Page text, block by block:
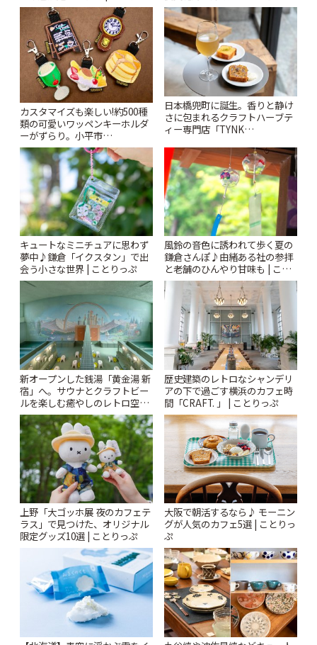
ぷ
札すぐのレトロ喫茶まで~ | こと
りっぷ
カスタマイズも楽しい!約500種
類の可愛いワッペンキーホルダ
ーがずらり。小平市
「Kimamaya T&K」 | ことりっ
ぷ
日本橋兜町に誕生。香りと静け
さに包まれるクラフトハーブテ
ィー専門店「TYNK
キュートなミニチュアに思わず
夢中♪鎌倉「イクスタン」で出
会う小さな世界 | ことりっぷ
風鈴の音色に誘われて歩く夏の
鎌倉さんぽ♪由緒ある社の参拝
と老舗のひんやり甘味も | こと
りっぷ
新オープンした銭湯「黄金湯 新
宿」へ。サウナとクラフトビー
ルを楽しむ癒やしのレトロ空間
| ことりっぷ
歴史建築のレトロなシャンデリ
アの下で過ごす横浜のカフェ時
間「CRAFT. 」 | ことりっぷ
上野「大ゴッホ展 夜のカフェテ
ラス」で見つけた、オリジナル
限定グッズ10選 | ことりっぷ
大阪で朝活するなら♪ モーニン
グが人気のカフェ5選 | ことりっ
ぷ